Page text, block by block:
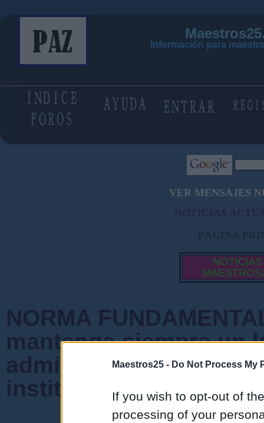
Maestros25 - Do Not Process My
If you wish to opt-out of
processing of your
Información para
VER MENSAJES
NOTICIAS
PÁGINA
NOTICIAS
NORMA
mantenga siempre un
admiten mensajes
instituciones ni que